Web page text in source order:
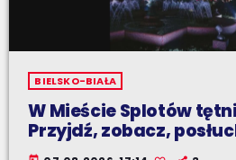
BIELSKO-BIAŁA
W Mieście Splotów
Przyjdź, zobacz,